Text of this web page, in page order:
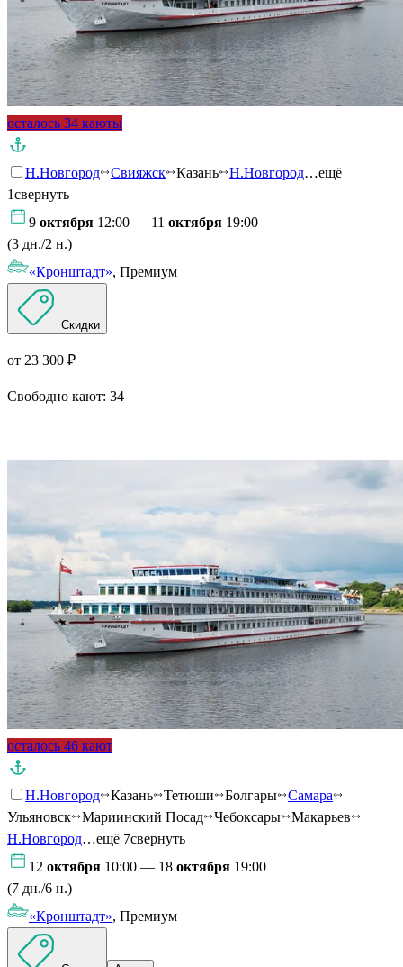
осталось 34 каюты
Н.Новгород Свияжск Казань Н.Новгород…ещё
1свернуть
9 октября 12:00 — 11 октября 19:00
(3 дн./2 н.)
«Кронштадт», Премиум
Скидки
от 23 300 ₽
Свободно кают: 34
осталось 46 кают
Н.Новгород Казань Тетюши Болгары
Самара
Ульяновск
Мариинский Посад Чебоксары
Макарьев
Н.Новгород…ещё 7свернуть
12 октября 10:00 — 18 октября 19:00
(7 дн./6 н.)
«Кронштадт», Премиум